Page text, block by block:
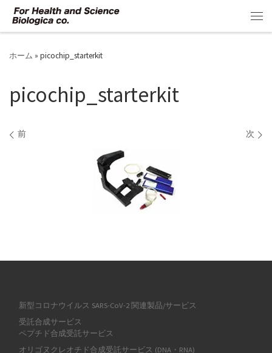
コンテンツへスキップ
ホーム » picochip_starterkit
picochip_starterkit
画像ナビゲーション
前 次
新型コロナウイルス SARS-CoV-2 関連製品/サービス
受託合成サービス
ペプチド合成受託サービス
オリゴヌクレオチド合成受託サービス (DNA・RNA)